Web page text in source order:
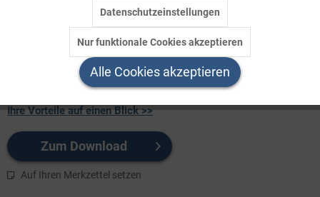
30. Januar 1933in der Tat eine neue Dimension
werden: Bereits zwei Tage später löste Hindenburg auf Hitlers
Ihre Vorteile auf einen Blick >>
Zum Download
Auf Ihren Merkzettel setzen
Inaktiv
Datenschutzeinstellungen
Nur funktionale Cookies akzeptieren
Alle Cookies akzeptieren